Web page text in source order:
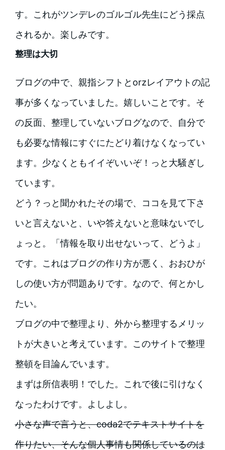
す。これがツンデレのゴルゴル先生にどう採点
されるか。楽しみです。
整理は大切
ブログの中で、親指シフトとorzレイアウトの記
事が多くなっていました。嬉しいことです。そ
の反面、整理していないブログなので、自分で
も必要な情報にすぐにたどり着けなくなってい
ます。少なくともイイぞいいぞ！っと大騒ぎし
ています。
どう？っと聞かれたその場で、ココを見て下さ
いと言えないと、いや答えないと意味ないでし
ょっと。「情報を取り出せないって、どうよ」
です。これはブログの作り方が悪く、おおひが
しの使い方が問題ありです。なので、何とかし
たい。
ブログの中で整理より、外から整理するメリッ
トが大きいと考えています。このサイトで整理
整頓を目論んでいます。
まずは所信表明！でした。これで後に引けなく
なったわけです。よしよし。
小さな声で言うと、coda2でテキストサイトを
作りたい、そんな個人事情も関係しているのは